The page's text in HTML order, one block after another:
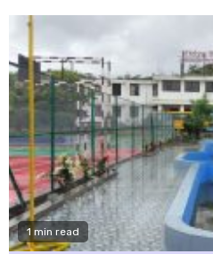
1 min read